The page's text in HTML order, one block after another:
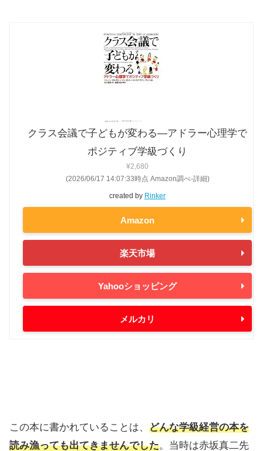
クラス会議で子どもが変わる―アドラー心理学で
ポジティブ学級づくり
created by Rinker
¥2,680
(2026/06/17 14:07:33時点 Amazon調べ-詳細)
Amazon
楽天市場
Yahooショッピング
メルカリ
この本に書かれていることは、 どんな学級経営の本を
読み漁っても出てきませんでした。当時は赤坂真二先